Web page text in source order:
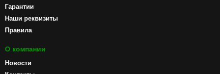
Гарантии
Наши реквизиты
Правила
О компании
Новости